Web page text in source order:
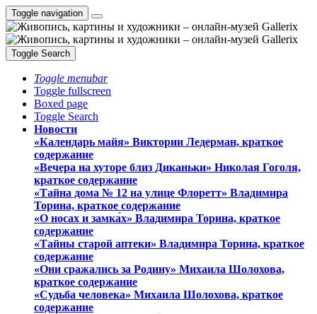
Toggle navigation
Toggle Search
Toggle menubar
Toggle fullscreen
Boxed page
Toggle Search
Новости
«Календарь майя» Виктории Ледерман, краткое
содержание
«Вечера на хуторе близ Диканьки» Николая Гоголя,
краткое содержание
«Тайна дома № 12 на улице Флоретт» Владимира
Торина, краткое содержание
«О носах и замка́х» Владимира Торина, краткое
содержание
«Тайны старой аптеки» Владимира Торина, краткое
содержание
«Они сражались за Родину» Михаила Шолохова,
краткое содержание
«Судьба человека» Михаила Шолохова, краткое
содержание